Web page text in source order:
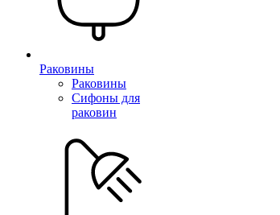
Раковины
Раковины
Сифоны для
раковин